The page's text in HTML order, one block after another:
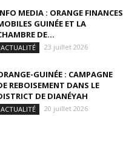
MEDIA : ORANGE FINANCES
GUINÉE ET LA
DE...
ACTUALITÉ 23 juillet 2026
GUINÉE : CAMPAGNE
REBOISEMENT DANS LE
DE DIANÉYAH
ACTUALITÉ 20 juillet 2026